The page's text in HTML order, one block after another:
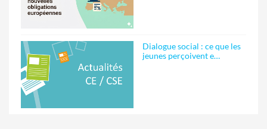
Dialogue social : ce que les
jeunes perçoivent e…